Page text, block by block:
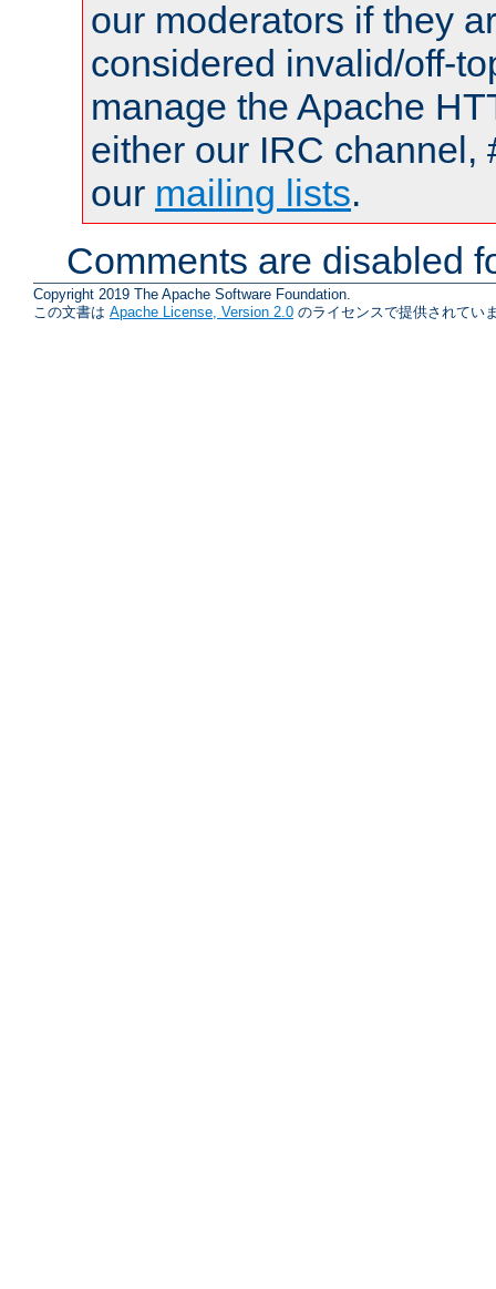
our moderators if they
considered invalid/off-
manage the Apache
either our IRC channel,
our mailing lists.
Comments are disabled
Copyright 2019 The Apache Software Foundation.
この文書は Apache License, Version 2.0 のライセンスで提供されてい